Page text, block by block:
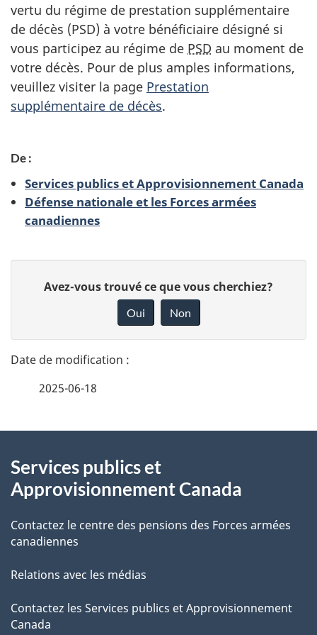
vertu du régime de prestation supplémentaire
de décès (PSD) à votre bénéficiaire désigné si
vous participez au régime de PSD au moment de
votre décès. Pour de plus amples informations,
veuillez visiter la page Prestation
supplémentaire de décès.
De :
Services publics et Approvisionnement Canada
Défense nationale et les Forces armées
canadiennes
t
a
l
s
d
e
l
a
p
n
o
t
r
e
r
é
t
o
Avez-vous trouvé ce que vous cherchiez?
Oui Non
2025-06-18
propos
de
ce
site
Services publics et
Approvisionnement Canada
Contactez le centre des pensions des Forces armées
canadiennes
Relations avec les médias
Contactez les Services publics et Approvisionnement
Canada